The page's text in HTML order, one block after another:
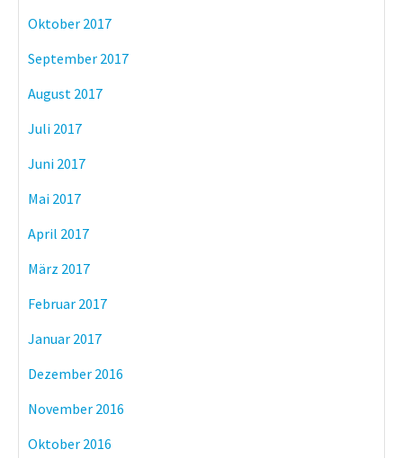
Oktober 2017
September 2017
August 2017
Juli 2017
Juni 2017
Mai 2017
April 2017
März 2017
Februar 2017
Januar 2017
Dezember 2016
November 2016
Oktober 2016